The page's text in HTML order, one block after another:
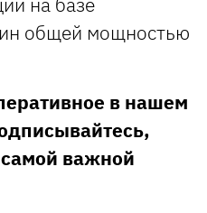
общей мощностью
в нашем
важной